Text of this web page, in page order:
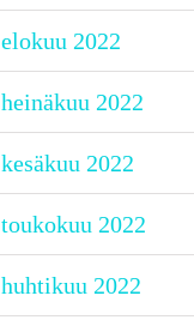
elokuu 2022
heinäkuu 2022
kesäkuu 2022
toukokuu 2022
huhtikuu 2022